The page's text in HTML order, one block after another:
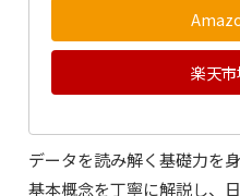
楽天
データを読み解く基礎力を
基本概念を丁寧に解説し、